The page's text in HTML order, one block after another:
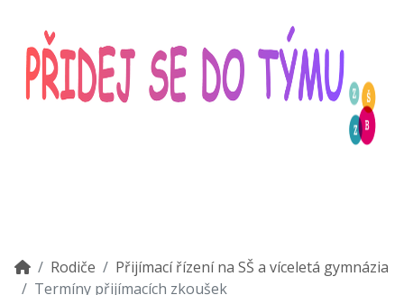
Rodiče
Přijímací řízení na SŠ a víceletá gymnázia
Termíny přijímacích zkoušek